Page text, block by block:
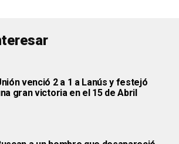
venció 2 a 1 a Lanús y festejó
gran victoria en el 15 de Abril